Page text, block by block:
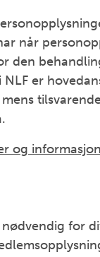
når
den
er
og
for